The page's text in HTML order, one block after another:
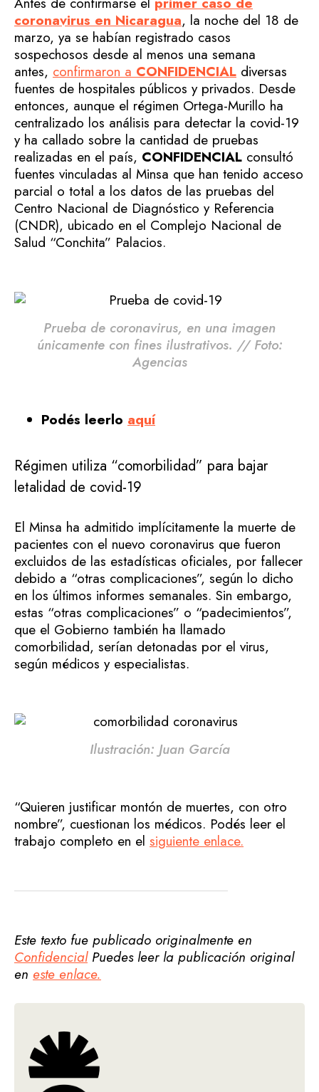
coronavirus en Nicaragua, la noche del 18 de
marzo, ya se habían registrado casos
sospechosos desde al menos una semana
antes, confirmaron a CONFIDENCIAL diversas
fuentes de hospitales públicos y privados. Desde
entonces, aunque el régimen Ortega-Murillo ha
centralizado los análisis para detectar la covid-19
y ha callado sobre la cantidad de pruebas
realizadas en el país, CONFIDENCIAL consultó
fuentes vinculadas al Minsa que han tenido acceso
parcial o total a los datos de las pruebas del
Centro Nacional de Diagnóstico y Referencia
(CNDR), ubicado en el Complejo Nacional de
Salud “Conchita” Palacios.
Prueba de coronavirus, en una imagen
únicamente con fines ilustrativos. // Foto:
Agencias
Podés leerlo aquí
Régimen utiliza “comorbilidad” para bajar
letalidad de covid-19
El Minsa ha admitido implícitamente la muerte de
pacientes con el nuevo coronavirus que fueron
excluidos de las estadísticas oficiales, por fallecer
debido a “otras complicaciones”, según lo dicho
en los últimos informes semanales. Sin embargo,
estas “otras complicaciones” o “padecimientos”,
que el Gobierno también ha llamado
comorbilidad, serían detonadas por el virus,
según médicos y especialistas.
Ilustración: Juan García
“Quieren justificar montón de muertes, con otro
nombre”, cuestionan los médicos. Podés leer el
trabajo completo en el siguiente enlace.
Este texto fue publicado originalmente en
ConfidencialPuedes leer la publicación original
en este enlace.